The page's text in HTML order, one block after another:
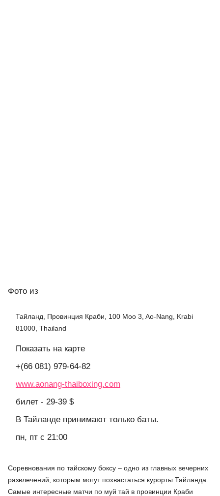
Фото из
Тайланд, Провинция Краби, 100 Moo 3, Ao-Nang, Krabi
81000, Thailand
Показать на карте
+(66 081) 979-64-82
www.aonang-thaiboxing.com
билет - 29-39 $
В Тайланде принимают только баты.
пн, пт с 21:00
Соревнования по тайскому боксу – одно из главных вечерних
развлечений, которым могут похвастаться курорты Тайланда
Самые интересные матчи по муй тай в провинции Краби